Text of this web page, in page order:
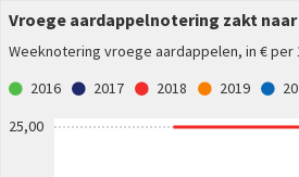
Vroege aardappelnotering zakt naar
Weeknotering vroege aardappelen, in € per
2016 2017 2018 2019
25,00